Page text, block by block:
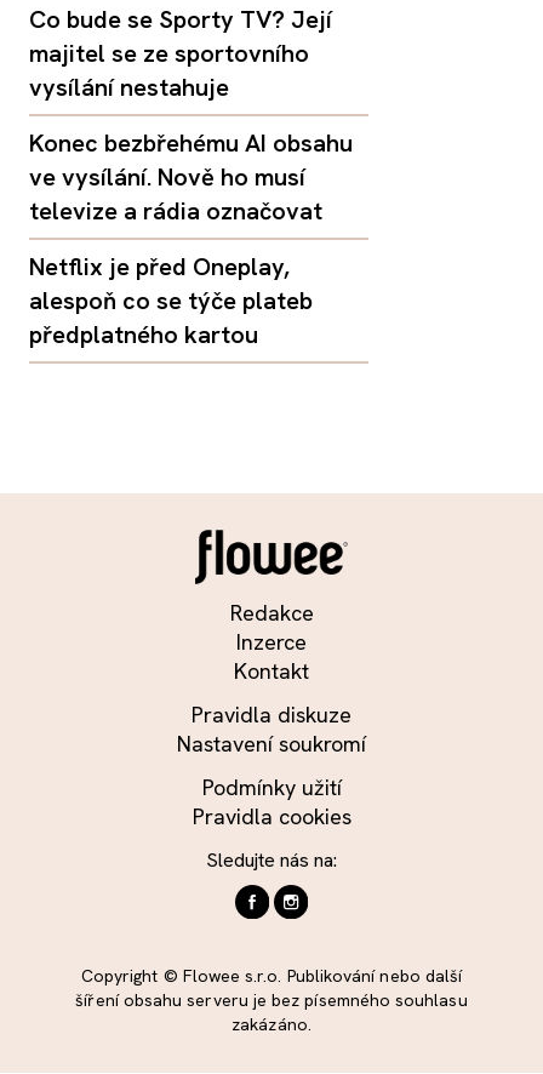
Co bude se Sporty TV? Její
majitel se ze sportovního
vysílání nestahuje
Konec bezbřehému AI obsahu
ve vysílání. Nově ho musí
televize a rádia označovat
Netflix je před Oneplay,
alespoň co se týče plateb
předplatného kartou
Redakce
Inzerce
Kontakt
Pravidla diskuze
Nastavení soukromí
Podmínky užití
Pravidla cookies
Sledujte nás na:
Copyright © Flowee s.r.o. Publikování nebo další
šíření obsahu serveru je bez písemného souhlasu
zakázáno.